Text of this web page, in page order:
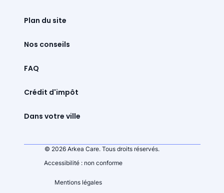
Plan du site
Nos conseils
FAQ
Crédit d'impôt
Dans votre ville
© 2026 Arkea Care. Tous droits réservés.
Accessibilité : non conforme
Mentions légales